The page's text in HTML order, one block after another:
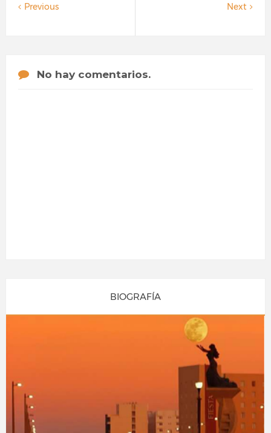
Next
Previous
No hay comentarios.
BIOGRAFÍA